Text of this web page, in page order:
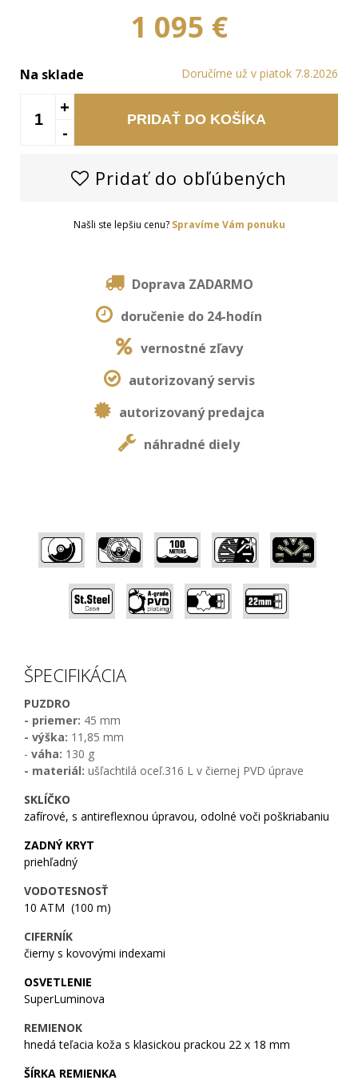
1 095 €
Na sklade Doručíme už v piatok 7.8.2026
PRIDAŤ DO KOŠÍKA
+
-
Pridať do obľúbených
Našli ste lepšiu cenu? Spravíme Vám ponuku
Doprava ZADARMO
doručenie do 24-hodín
vernostné zľavy
autorizovaný servis
autorizovaný predajca
náhradné diely
ŠPECIFIKÁCIA
PUZDRO
- priemer: 45 mm
- výška: 11,85 mm
- váha: 130 g
- materiál: ušľachtilá oceľ.316 L v čiernej PVD úprave
SKLÍČKO
zafírové, s antireflexnou úpravou, odolné voči poškriabaniu
ZADNÝ KRYT
priehľadný
VODOTESNOSŤ
10 ATM (100 m)
CIFERNÍK
čierny s kovovými indexami
OSVETLENIE
SuperLuminova
REMIENOK
hnedá teľacia koža s klasickou prackou 22 x 18 mm
ŠÍRKA REMIENKA